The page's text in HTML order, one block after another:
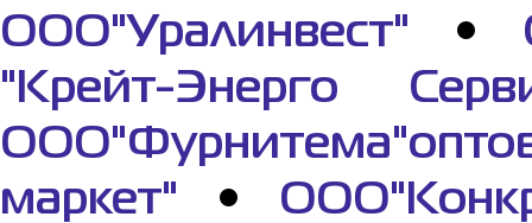
ООО"Уралинвест" •
"Крейт-Энерго
маркет" •